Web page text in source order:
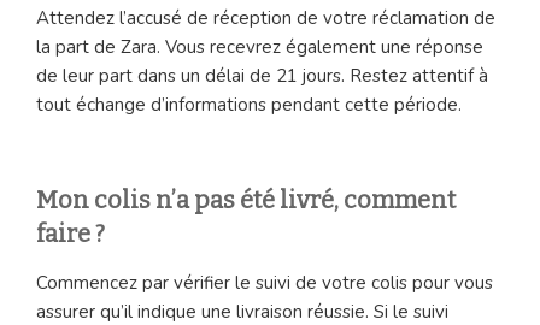
Attendez l’accusé de réception de votre réclamation de
la part de Zara. Vous recevrez également une réponse
de leur part dans un délai de 21 jours. Restez attentif à
tout échange d’informations pendant cette période.
Mon colis n’a pas été livré, comment
faire ?
Commencez par vérifier le suivi de votre colis pour vous
assurer qu’il indique une livraison réussie. Si le suivi